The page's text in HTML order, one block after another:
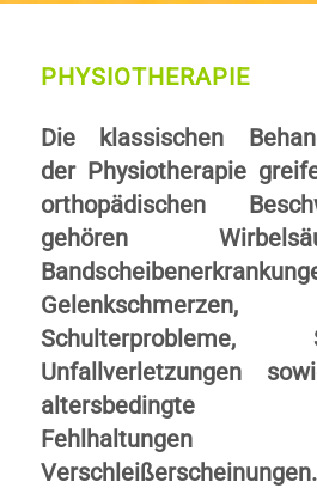
PHYSIOTHERAPIE
Die klassischen
der Physiotherapie
orthopädischen
gehören
Unfallverletzungen
altersbedingte
Verschleißerscheinungen.